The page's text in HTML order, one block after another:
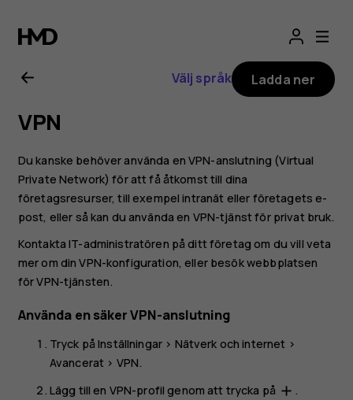
för
Nokia
8.1
Välj språk Ladda ner
VPN
Du kanske behöver använda en VPN-anslutning (Virtual
Private Network) för att få åtkomst till dina
företagsresurser, till exempel intranät eller företagets e-
post, eller så kan du använda en VPN-tjänst för privat bruk.
Kontakta IT-administratören på ditt företag om du vill veta
mer om din VPN-konfiguration, eller besök webbplatsen
för VPN-tjänsten.
Använda en säker VPN-anslutning
Tryck påInställningar > Nätverk och internet >
Avancerat > VPN.
Lägg till en VPN-profil genom att trycka på add .